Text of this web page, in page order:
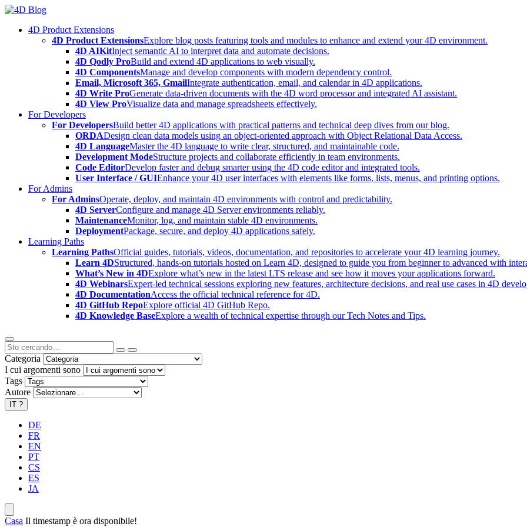
Skip
content4D Product Extensions
4D Product ExtensionsExplore blog posts featuring tools and modules to enhance and extend your 4D environment.
4D AIKitInject semantic AI to interpret data and automate decisions.
4D Qodly ProBuild and extend 4D applications to web visually.
4D ComponentsManage and develop components with modern dependency control.
Email, Microsoft 365, GmailIntegrate authentication, email, and calendar in 4D applications.
4D Write ProGenerate data-driven documents with the 4D word processor and integrated AI assistant.
4D View ProVisualize data and manage spreadsheets effectively.
For Developers
For DevelopersBuild better 4D applications with practical patterns and technical deep dives from our blog.
ORDADesign clean data models using an object-oriented approach with Object Relational Data Access.
4D LanguageMaster the 4D language to write clear, structured, and maintainable code.
Development ModeStructure projects and collaborate efficiently in team environments.
Code EditorDevelop faster and debug smarter using the 4D code editor and integrated tools.
User Interface / GUIEnhance your 4D user interfaces with elements like forms, lists, menus, and printing options.
For Admins
For AdminsOperate, deploy, and maintain 4D environments with control and predictability.
4D ServerConfigure and manage 4D Server environments reliably.
MaintenanceMonitor, log, and maintain stable 4D environments.
DeploymentPackage, secure, and deploy 4D applications safely.
Learning Paths
Learning PathsOfficial guides, tutorials, videos, documentation, and repositories to accelerate your 4D learning journey.
Learn 4DStructured, hands-on tutorials hosted on Learn 4D, designed to guide you from beginner to advanced with
What’s New in 4DExplore what’s new in the latest LTS release and see how it moves your applications forward.
4D WebinarsExpert-led technical sessions exploring new features, architecture decisions, and real use cases in 4D
4D DocumentationAccess the official technical reference for 4D.
4D GitHub RepoExplore official 4D GitHub Repo.
4D Knowledge BaseExplore a wealth of technical expertise through our Tech Notes and Tips.
Categoria
I cui argomenti sono
Tags
Autore
IT ?
DE
FR
EN
PT
CS
ES
JA
Casa Il timestamp è ora disponibile!